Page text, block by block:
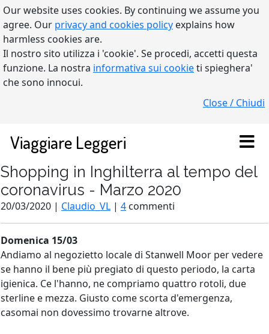
Our website uses cookies. By continuing we assume you
agree. Our privacy and cookies policy explains how
harmless cookies are.
Il nostro sito utilizza i 'cookie'. Se procedi, accetti questa
funzione. La nostra informativa sui cookieti spieghera'
che sono innocui.
Close / Chiudi
Viaggiare Leggeri
Shopping in Inghilterra al tempo del
coronavirus - Marzo 2020
20/03/2020 | Claudio_VL | 4 commenti
Domenica 15/03
Andiamo al negozietto locale di Stanwell Moor per vedere
se hanno il bene più pregiato di questo periodo, la carta
igienica. Ce l'hanno, ne compriamo quattro rotoli, due
sterline e mezza. Giusto come scorta d'emergenza,
casomai non dovessimo trovarne altrove.